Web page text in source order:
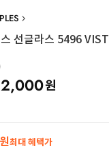
선글라스 5496
원
원최대 혜택가